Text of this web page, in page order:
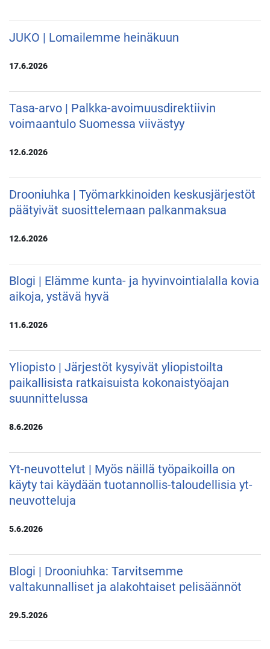
JUKO | Lomailemme heinäkuun
17.6.2026
Tasa-arvo | Palkka-avoimuusdirektiivin
voimaantulo Suomessa viivästyy
12.6.2026
Drooniuhka | Työmarkkinoiden keskusjärjestöt
päätyivät suosittelemaan palkanmaksua
12.6.2026
Blogi | Elämme kunta- ja hyvinvointialalla kovia
aikoja, ystävä hyvä
11.6.2026
Yliopisto | Järjestöt kysyivät yliopistoilta
paikallisista ratkaisuista kokonaistyöajan
suunnittelussa
8.6.2026
Yt-neuvottelut | Myös näillä työpaikoilla on
käyty tai käydään tuotannollis-taloudellisia yt-
neuvotteluja
5.6.2026
Blogi | Drooniuhka: Tarvitsemme
valtakunnalliset ja alakohtaiset pelisäännöt
29.5.2026